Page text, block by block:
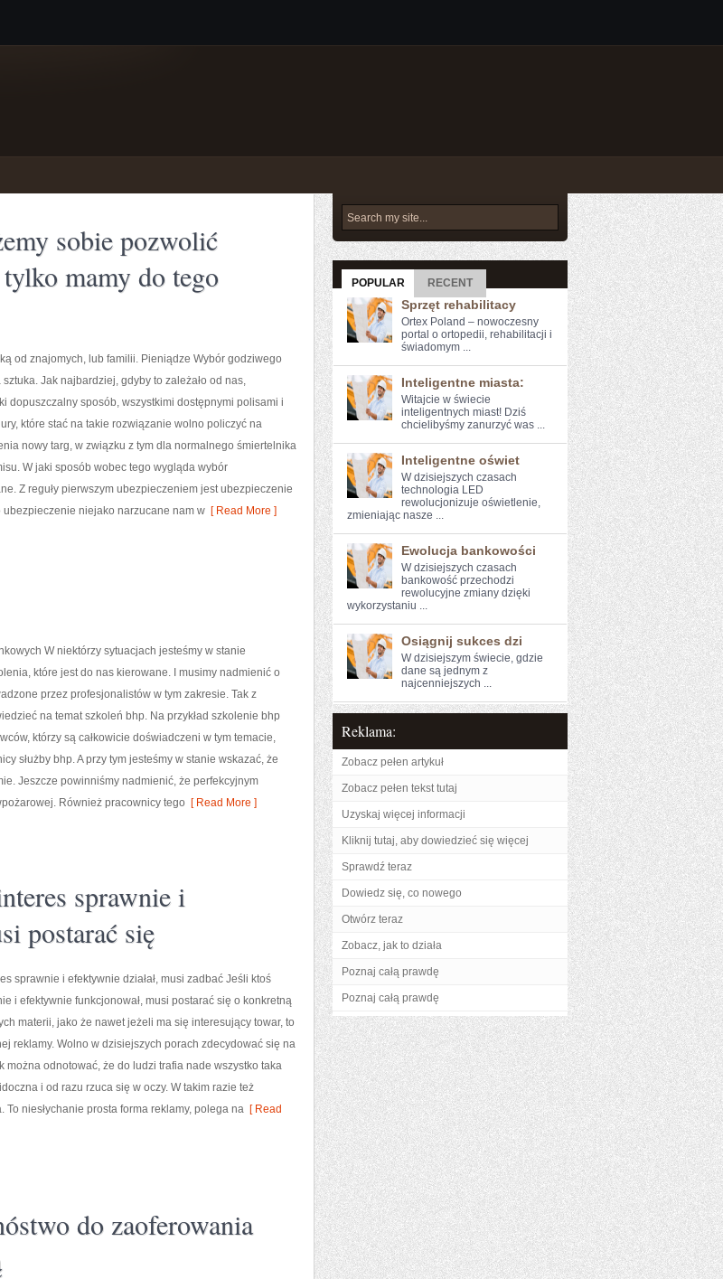
sobie pozwolić
mamy do tego
od znajomych, lub familii. Pieniądze Wybór godziwego
Jak najbardziej, gdyby to zależało od nas,
dopuszczalny sposób, wszystkimi dostępnymi polisami i
które stać na takie rozwiązanie wolno policzyć na
nowy targ, w związku z tym dla normalnego śmiertelnika
W jaki sposób wobec tego wygląda wybór
Z reguły pierwszym ubezpieczeniem jest ubezpieczenie
niejako narzucane nam w [ Read More ]
W niektórzy sytuacjach jesteśmy w stanie
które jest do nas kierowane. I musimy nadmienić o
przez profesjonalistów w tym zakresie. Tak z
na temat szkoleń bhp. Na przykład szkolenie bhp
którzy są całkowicie doświadczeni w tym temacie,
służby bhp. A przy tym jesteśmy w stanie wskazać, że
Jeszcze powinniśmy nadmienić, że perfekcyjnym
Również pracownicy tego [ Read More ]
sprawnie i
postarać się
sprawnie i efektywnie działał, musi zadbać Jeśli ktoś
i efektywnie funkcjonował, musi postarać się o konkretną
materii, jako że nawet jeżeli ma się interesujący towar, to
reklamy. Wolno w dzisiejszych porach zdecydować się na
można odnotować, że do ludzi trafia nade wszystko taka
i od razu rzuca się w oczy. W takim razie też
niesłychanie prosta forma reklamy, polega na [ Read
do zaoferowania
POPULAR RECENT
Sprzęt rehabilitacy
Ortex Poland – nowoczesny
portal o ortopedii, rehabilitacji i
świadomym ...
Inteligentne miasta:
Witajcie w świecie
inteligentnych miast! Dziś
chcielibyśmy zanurzyć was ...
Inteligentne oświet
W dzisiejszych czasach
technologia LED‌
rewolucjonizuje⁣ oświetlenie, ​
zmieniając nasze ...
Ewolucja bankowości
W dzisiejszych czasach
bankowość przechodzi‍
rewolucyjne zmiany dzięki
wykorzystaniu ...
Osiągnij sukces dzi
W dzisiejszym świecie, gdzie
dane są jednym z
najcenniejszych ...
Reklama:
Zobacz pełen artykuł
Zobacz pełen tekst tutaj
Uzyskaj więcej informacji
Kliknij tutaj, aby dowiedzieć się więcej
Sprawdź teraz
Dowiedz się, co nowego
Otwórz teraz
Zobacz, jak to działa
Poznaj całą prawdę
Poznaj całą prawdę